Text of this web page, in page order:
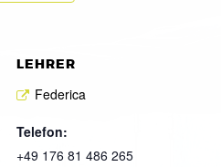
LEHRER
Federica
Telefon:
+49 176 81 486 265